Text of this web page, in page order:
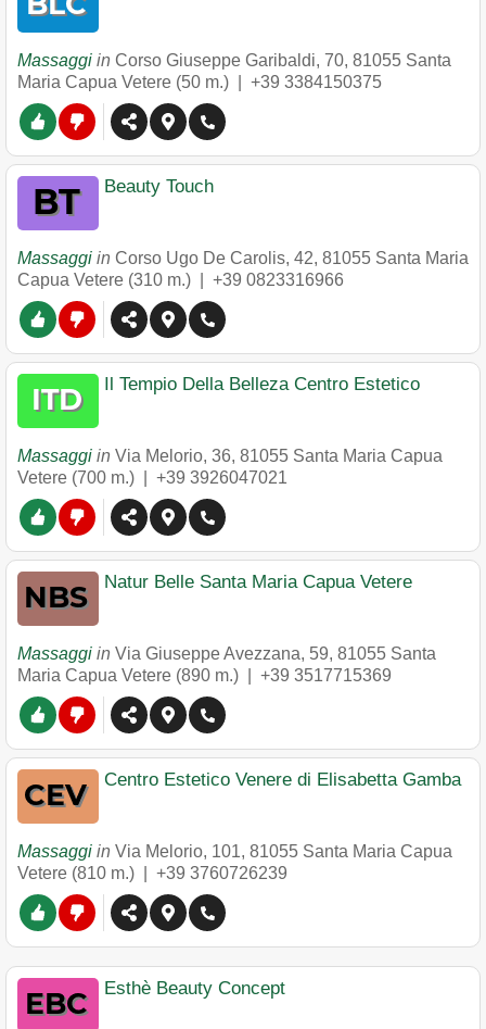
Massaggi in Corso Giuseppe Garibaldi, 70, 81055 Santa
Maria Capua Vetere (50 m.) | +39 3384150375
Beauty Touch
Massaggi in Corso Ugo De Carolis, 42, 81055 Santa Maria
Capua Vetere (310 m.) | +39 0823316966
Il Tempio Della Belleza Centro Estetico
Massaggi in Via Melorio, 36, 81055 Santa Maria Capua
Vetere (700 m.) | +39 3926047021
Natur Belle Santa Maria Capua Vetere
Massaggi in Via Giuseppe Avezzana, 59, 81055 Santa
Maria Capua Vetere (890 m.) | +39 3517715369
Centro Estetico Venere di Elisabetta Gamba
Massaggi in Via Melorio, 101, 81055 Santa Maria Capua
Vetere (810 m.) | +39 3760726239
Esthè Beauty Concept